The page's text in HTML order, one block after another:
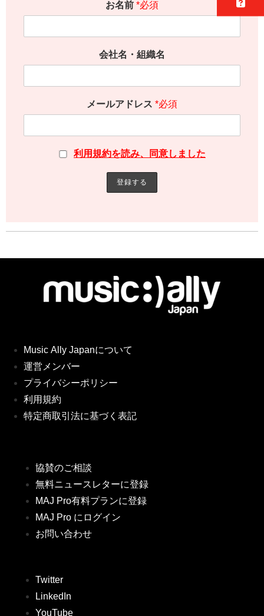
お名前 *必須
会社名・組織名
メールアドレス *必須
利用規約を読み、同意しました
Music Ally Japanについて
運営メンバー
プライバシーポリシー
利用規約
特定商取引法に基づく表記
協賛のご相談
無料ニュースレターに登録
MAJ Pro有料プランに登録
MAJ Pro にログイン
お問い合わせ
Twitter
LinkedIn
YouTube